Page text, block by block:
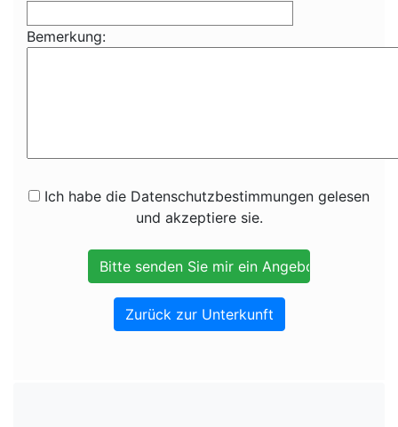
Bemerkung:
Ich habe die Datenschutzbestimmungen gelesen
und akzeptiere sie.
Zurück zur Unterkunft